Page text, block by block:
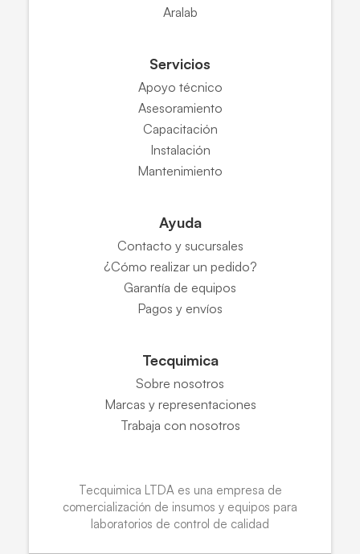
Aralab
Servicios
Apoyo técnico
Asesoramiento
Capacitación
Instalación
Mantenimiento
Ayuda
Contacto y sucursales
¿Cómo realizar un pedido?
Garantía de equipos
Pagos y envíos
Tecquimica
Sobre nosotros
Marcas y representaciones
Trabaja con nosotros
Tecquimica LTDA es una empresa de
comercialización de insumos y equipos para
laboratorios de control de calidad